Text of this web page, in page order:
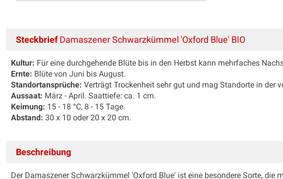
SteckbriefDamaszener Schwarzkümmel 'Oxford Blue' BIO
Kultur: Für eine durchgehende Blüte bis in den Herbst kann mehrfaches
Ernte: Blüte von Juni bis August.
Standortansprüche: Verträgt Trockenheit sehr gut und mag Standorte in der
Aussaat: März - April. Saattiefe: ca. 1 cm.
Keimung: 15 - 18 °C, 8 - 15 Tage.
Abstand: 30 x 10 oder 20 x 20 cm.
Beschreibung
Der Damaszener Schwarzkümmel 'Oxford Blue' ist eine besondere Sorte, die